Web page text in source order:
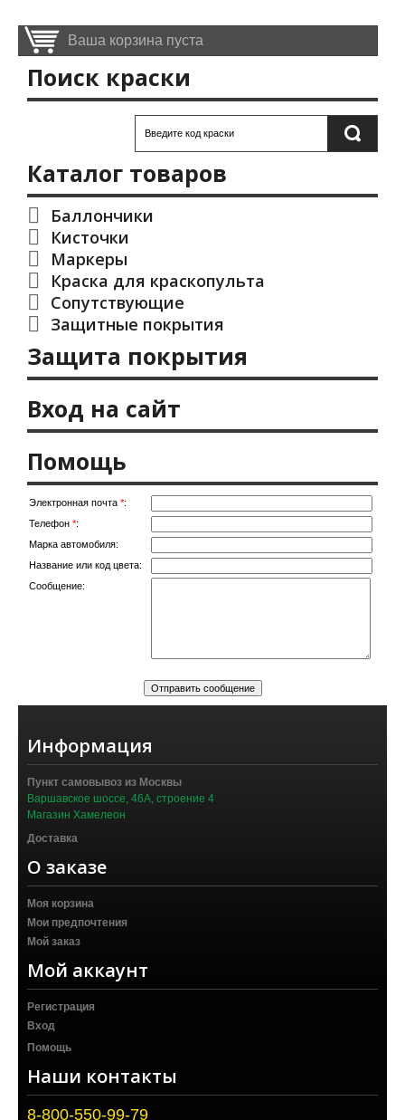
Ваша корзина пуста
Поиск краски
Каталог товаров
Баллончики
Кисточки
Маркеры
Краска для краскопульта
Сопутствующие
Защитные покрытия
Защита покрытия
Вход на сайт
Помощь
Электронная почта *:
Телефон *:
Марка автомобиля:
Название или код цвета:
Сообщение:
Информация
Пункт самовывоз из Москвы
Варшавское шоссе, 46А, строение 4
Магазин Хамелеон
Доставка
О заказе
Моя корзина
Мои предпочтения
Мой заказ
Мой аккаунт
Регистрация
Вход
Помощь
Наши контакты
8-800-550-99-79